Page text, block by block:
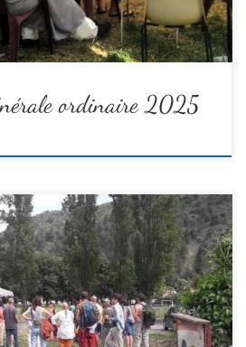
ordinaire 2025
d’À Fleur de Pierre a eu lieu le samedi
jardin des Cerises, quartier du
!
les adhérent.es de Digne et
l’année écoulée, de discuter des